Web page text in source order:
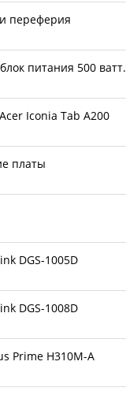
переферия
питания 500 ватт.
Iconia Tab A200
платы
DGS-1005D
DGS-1008D
Prime H310М-A